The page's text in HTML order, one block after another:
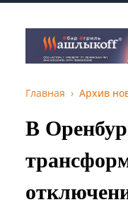
Главная Архив
В